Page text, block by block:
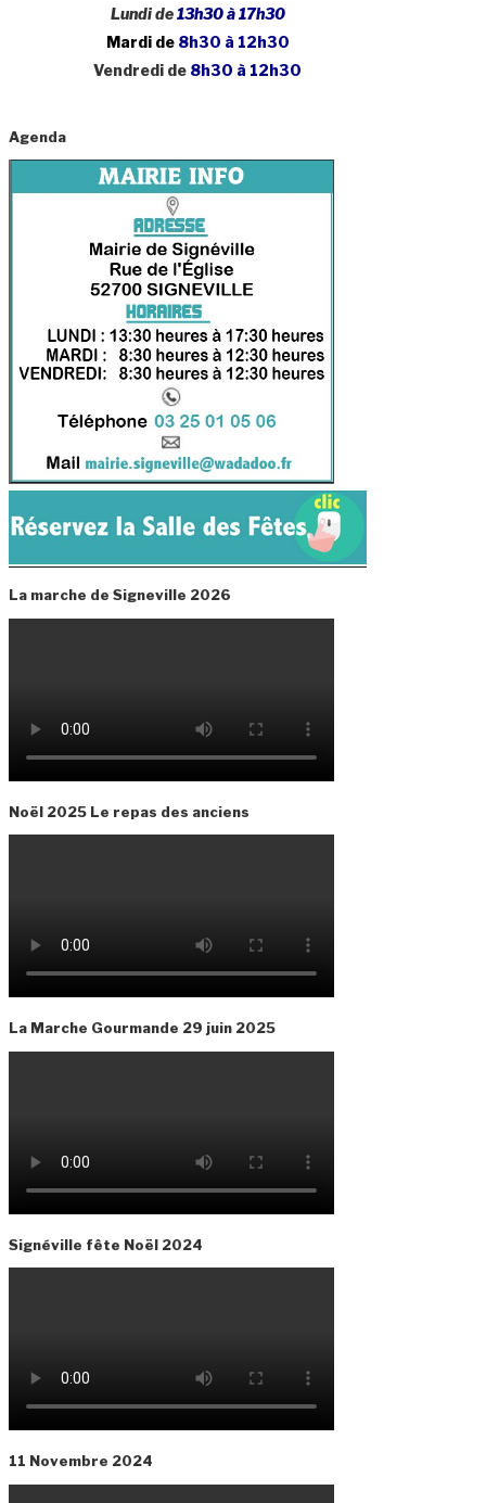
Lundi de13h30 à 17h30
Mardi de 8h30 à 12h30
Vendredi de 8h30 à 12h30
Agenda
La marche de Signeville 2026
Noël 2025 Le repas des anciens
La Marche Gourmande 29 juin 2025
Signéville fête Noël 2024
11 Novembre 2024